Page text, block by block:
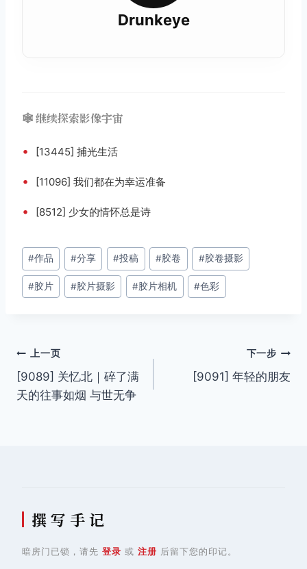
Drunkeye
🕸️ 继续探索影像宇宙
• [13445] 捕光生活
• [11096] 我们都在为幸运准备
• [8512] 少女的情怀总是诗
文
章
标
#作品 #分享 #投稿 #胶卷 #胶卷摄影
#胶片 #胶片摄影 #胶片相机 #色彩
文
章
上一页
[9089] 关忆北｜碎了满
天的往事如烟 与世无争
下一步
[9091] 年轻的朋友
撰 写 手 记
暗房门已锁，请先 登录 或 注册 后留下您的印记。